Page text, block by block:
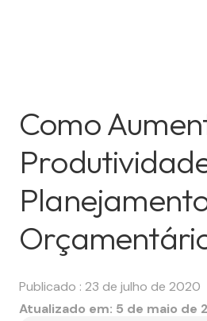
Como
Publicado : 23 de julho de 2020
Atualizado em: 5 de maio de